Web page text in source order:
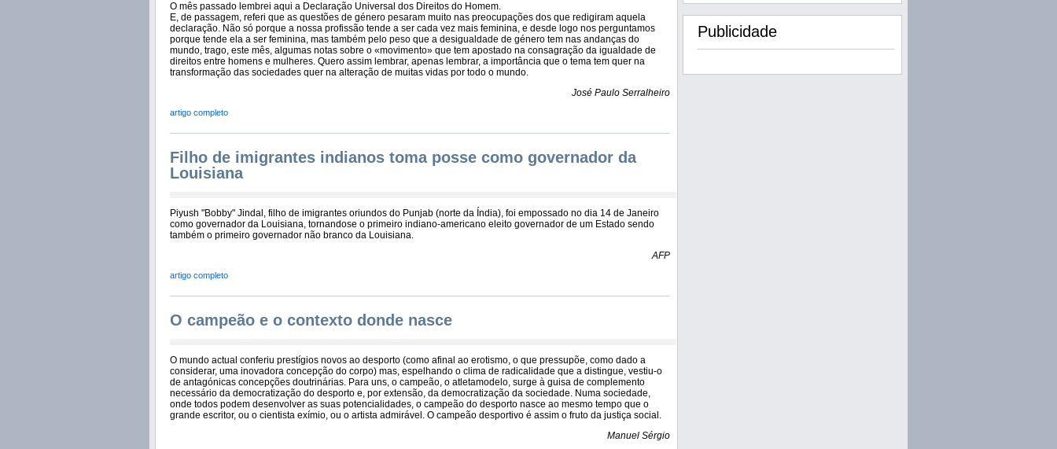
O mês passado lembrei aqui a Declaração Universal dos Direitos do Homem.
E, de passagem, referi que as questões de género pesaram muito nas preocupações dos que redigiram aquela
declaração. Não só porque a nossa profissão tende a ser cada vez mais feminina, e desde logo nos perguntamos
porque tende ela a ser feminina, mas também pelo peso que a desigualdade de género tem nas andanças do
mundo, trago, este mês, algumas notas sobre o «movimento» que tem apostado na consagração da igualdade de
direitos entre homens e mulheres. Quero assim lembrar, apenas lembrar, a importância que o tema tem quer na
transformação das sociedades quer na alteração de muitas vidas por todo o mundo.
José Paulo Serralheiro
artigo completo
Filho de imigrantes indianos toma posse como governador da
Louisiana
Piyush "Bobby" Jindal, filho de imigrantes oriundos do Punjab (norte da Índia), foi empossado no dia 14 de Janeiro
como governador da Louisiana, tornandose o primeiro indiano-americano eleito governador de um Estado sendo
também o primeiro governador não branco da Louisiana.
AFP
artigo completo
O campeão e o contexto donde nasce
O mundo actual conferiu prestígios novos ao desporto (como afinal ao erotismo, o que pressupõe, como dado a
considerar, uma inovadora concepção do corpo) mas, espelhando o clima de radicalidade que a distingue, vestiu-o
de antagónicas concepções doutrinárias. Para uns, o campeão, o atletamodelo, surge à guisa de complemento
necessário da democratização do desporto e, por extensão, da democratização da sociedade. Numa sociedade,
onde todos podem desenvolver as suas potencialidades, o campeão do desporto nasce ao mesmo tempo que o
grande escritor, ou o cientista exímio, ou o artista admirável. O campeão desportivo é assim o fruto da justiça social.
Manuel Sérgio
Publicidade